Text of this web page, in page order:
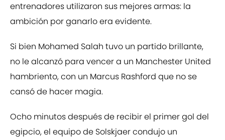
entrenadores utilizaron sus mejores armas: la
ambición por ganarlo era evidente.
Si bien Mohamed Salah tuvo un partido brillante,
no le alcanzó para vencer a un Manchester United
hambriento, con un Marcus Rashford que no se
cansó de hacer magia.
Ocho minutos después de recibir el primer gol del
egipcio, el equipo de Solskjaer condujo un